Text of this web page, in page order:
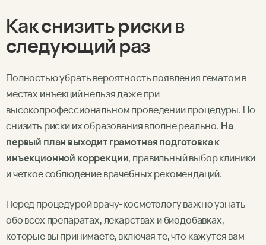
Как снизить риски в
следующий раз
Полностью убрать вероятность появления гематом в
местах инъекций нельзя даже при
высокопрофессиональном проведении процедуры. Но
снизить риски их образования вполне реально. На
первый план выходит грамотная подготовка к
инъекционной коррекции, правильный выбор клиники
и четкое соблюдение врачебных рекомендаций.
Перед процедурой врачу-косметологу важно узнать
обо всех препаратах, лекарствах и биодобавках,
которые вы принимаете, включая те, что кажутся вам